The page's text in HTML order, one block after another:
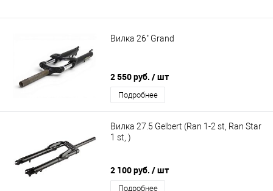
Вилка 26" Grand
2 550 руб. / шт
Подробнее
Вилка 27.5 Gelbert (Ran 1-2 st, Ran Star
1 st, )
2 100 руб. / шт
Подробнее